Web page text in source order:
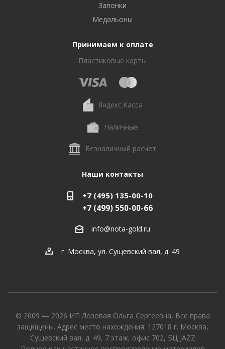
Запонки
Медальоны
Принимаем к оплате
Пластиковые карты
Яндекс.Касса
Наличные
Безналичный расчет
Наши контакты
+7 (495) 135-00-10
+7 (499) 550-00-66
info@nota-gold.ru
г. Москва, ул. Сущевский вал, д. 49
© 2009 — 2026 ИП Лозовая Ольга Сергеевна, Все права
защищены. Адрес место нахождения: 127018 г. Москва,
Сущевский вал, д. 49, 7 этаж, офис 702, БЦ JAZZ